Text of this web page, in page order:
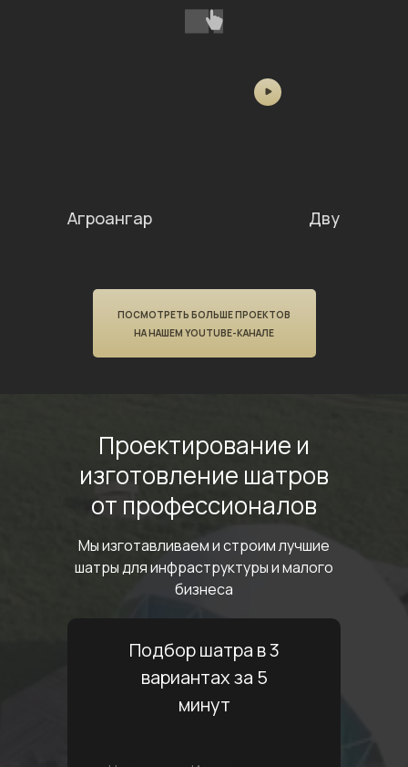
Агроангар
ПОСМОТРЕТЬ БОЛЬШЕ ПРОЕКТОВ
НА НАШЕМ YOUTUBE-КАНАЛЕ
Проектирование и
изготовление шатров
от профессионалов
Мы изготавливаем и строим лучшие
шатрыдля инфраструктуры и малого
бизнеса
Подбор шатра в 3
вариантах за 5
минут